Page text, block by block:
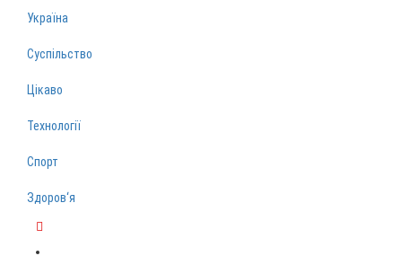
Україна
Суспільство
Цікаво
Технології
Спорт
Здоров‘я